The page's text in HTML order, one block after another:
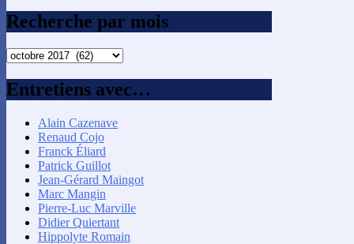
Recherche par mois
Recherche
mois
Entretiens avec…
Alain Cazenave
Renaud Cojo
Franck Éliard
Patrick Guillot
Jean-Gérard Maingot
Marc Mangin
Pierre-Luc Marville
Didier Quiertant
Hippolyte Romain